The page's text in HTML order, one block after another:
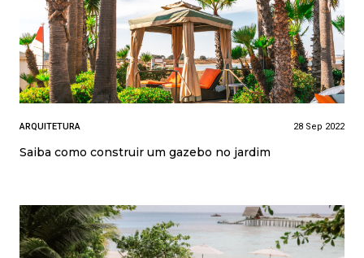
ARQUITETURA 28 Sep 2022
Saiba como construir um gazebo no jardim